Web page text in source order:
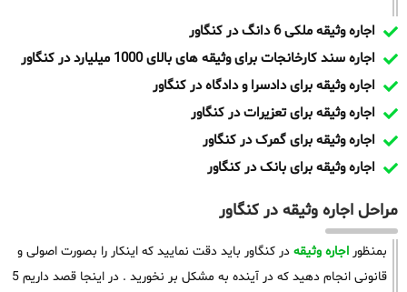
اجاره وثیقه ملکی 6 دانگ در کنگاور
اجاره سند کارخانجات برای وثیقه های بالای 1000 میلیارد در کنگاور
اجاره وثیقه برای دادسرا و دادگاه در کنگاور
اجاره وثیقه برای تعزیرات در کنگاور
اجاره وثیقه برای گمرک در کنگاور
اجاره وثیقه برای بانک در کنگاور
مراحل اجاره وثیقه در کنگاور
بمنظور اجاره وثیقه در کنگاور باید دقت نمایید که اینکار را بصورت اصولی و
قانونی انجام دهید که در آینده به مشکل بر نخورید . در اینجا قصد داریم 5